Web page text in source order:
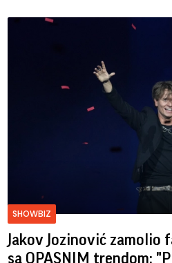
SHOWBIZ
Jakov Jozinović zamolio
sa OPASNIM trendom: